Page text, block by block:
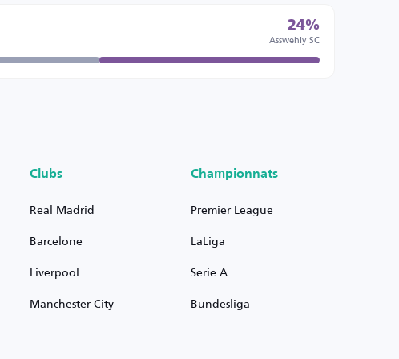
24%
Asswehly SC
Clubs
Real Madrid
Barcelone
Liverpool
Manchester City
Championnats
Premier League
LaLiga
Serie A
Bundesliga